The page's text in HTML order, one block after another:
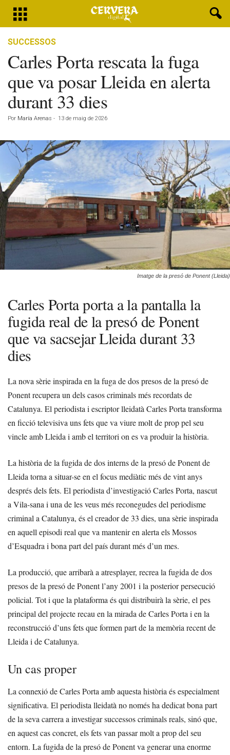
SUCCESSOS
Carles Porta rescata la fuga
que va posar Lleida en alerta
durant 33 dies
Por María Arenas - 13 de maig de 2026
Imatge de la presó de Ponent (Lleida)
Carles Porta porta a la pantalla la
fugida real de la presó de Ponent
que va sacsejar Lleida durant 33
dies
La nova sèrie inspirada en la fuga de dos presos de la presó de
Ponent recupera un dels casos criminals més recordats de
Catalunya. El periodista i escriptor lleidatà Carles Porta transforma
en ficció televisiva uns fets que va viure molt de prop pel seu
vincle amb Lleida i amb el territori on es va produir la història.
La història de la fugida de dos interns de la presó de Ponent de
Lleida torna a situar-se en el focus mediàtic més de vint anys
després dels fets. El periodista d’investigació Carles Porta, nascut
a Vila-sana i una de les veus més reconegudes del periodisme
criminal a Catalunya, és el creador de 33 dies, una sèrie inspirada
en aquell episodi real que va mantenir en alerta els Mossos
d’Esquadra i bona part del país durant més d’un mes.
La producció, que arribarà a atresplayer, recrea la fugida de dos
presos de la presó de Ponent l’any 2001 i la posterior persecució
policial. Tot i que la plataforma és qui distribuirà la sèrie, el pes
principal del projecte recau en la mirada de Carles Porta i en la
reconstrucció d’uns fets que formen part de la memòria recent de
Lleida i de Catalunya.
Un cas proper
La connexió de Carles Porta amb aquesta història és especialment
significativa. El periodista lleidatà no només ha dedicat bona part
de la seva carrera a investigar successos criminals reals, sinó que,
en aquest cas concret, els fets van passar molt a prop del seu
entorn. La fugida de la presó de Ponent va generar una enorme